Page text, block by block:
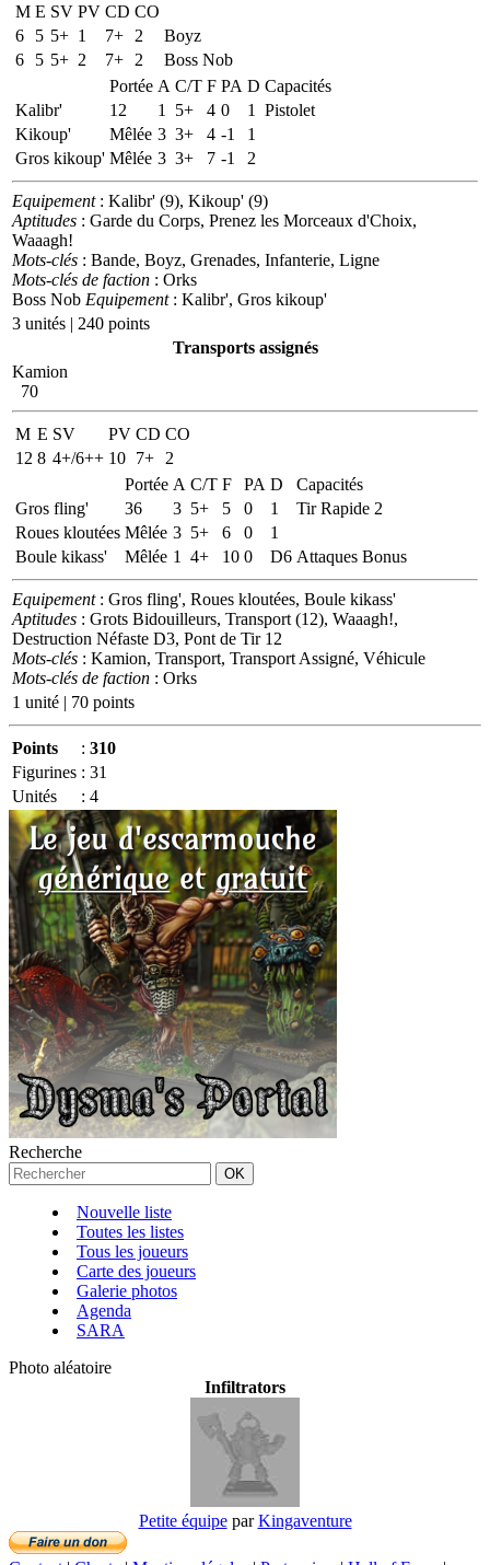
M E SV PV CD CO
6
5 5+ 1 7+ 2
Boyz
6
5 5+ 2 7+ 2
Boss Nob
Portée A C/T F PA D Capacités
Kalibr'
12 1 5+ 4 0 1
Pistolet
Kikoup'
Mêlée 3 3+ 4 -1
1
Gros kikoup' Mêlée 3 3+ 7 -1 2
Equipement: Kalibr' (9), Kikoup' (9)
Aptitudes : Garde du Corps, Prenez les Morceaux d'Choix,
Waaagh!
Mots-clés : Bande, Boyz, Grenades, Infanterie, Ligne
Mots-clés de faction : Orks
Boss Nob Equipement: Kalibr', Gros kikoup'
3 unités | 240 points
Transports assignés
Kamion
70
M E SV PV CD CO
12 8 4+/6++ 10 7+
2
Portée A C/T F PA D
Capacités
Gros fling'
36 3 5+ 5 0 1
Tir Rapide 2
Roues kloutées Mêlée 3 5+ 6 0
1
Boule kikass'
Mêlée 1 4+ 10 0 D6 Attaques Bonus
Equipement: Gros fling', Roues kloutées, Boule kikass'
Aptitudes : Grots Bidouilleurs, Transport (12), Waaagh!,
Destruction Néfaste D3, Pont de Tir 12
Mots-clés : Kamion, Transport, Transport Assigné, Véhicule
Mots-clés de faction : Orks
1 unité | 70 points
Points : 310
Figurines : 31
Unités
: 4
Recherche
Nouvelle liste
Toutes les listes
Tous les joueurs
Carte des joueurs
Galerie photos
Agenda
SARA
Photo aléatoire
Infiltrators
Petite équipeparKingaventure